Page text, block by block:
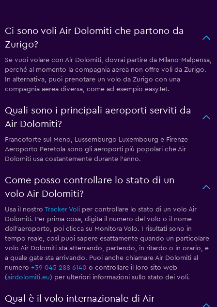
Ci sono voli Air Dolomiti che partono da
Zurigo?
Se vuoi volare con Air Dolomiti, dovrai partire da Milano-Malpensa,
perché al momento la compagnia aerea non offre voli da Zurigo.
In alternativa, puoi prenotare un volo da Zurigo con una
compagnia aerea diversa, come ad esempio easyJet.
Quali sono i principali aeroporti serviti da
Air Dolomiti?
Francoforte sul Meno, Lussemburgo Luxembourg e Firenze
Aeroporto Peretola sono gli aeroporti più popolari che Air
Dolomiti usa costantemente durante l'anno.
Come posso controllare lo stato di un
volo Air Dolomiti?
Usa il nostro Tracker Voli per controllare lo stato di un volo Air
Dolomiti. Per prima cosa, digita il numero del volo o il nome
dell'aeroporto, poi clicca su Monitora Volo. I risultati sono in
tempo reale, così puoi sapere esattamente quando un particolare
volo Air Dolomiti sta atterrando, partendo, in ritardo o in orario, e
a quale gate sta arrivando. Puoi anche chiamare Air Dolomiti al
numero +39 045 288 6140 o controllare il loro sito web
(airdolomiti.eu) per ulteriori informazioni sullo stato dei voli.
Qual è il volo internazionale di Air